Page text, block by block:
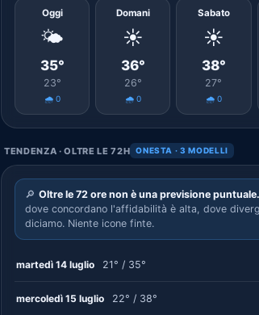
Oggi
🌤️
35°
23°
🌧️ 0
Domani
☀️
36°
26°
🌧️ 0
Sabato
☀️
38°
27°
🌧️ 0
TENDENZA · OLTRE LE 72H ONESTA · 3 MODELLI
🔎 Oltre le 72 ore non è una previsione puntuale.
dove concordano l'affidabilità è alta, dove
diciamo. Niente icone finte.
martedì 14 luglio 21° / 35°
mercoledì 15 luglio 22° / 38°